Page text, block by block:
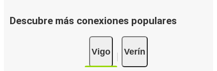
Descubre más conexiones populares
Vigo Verín